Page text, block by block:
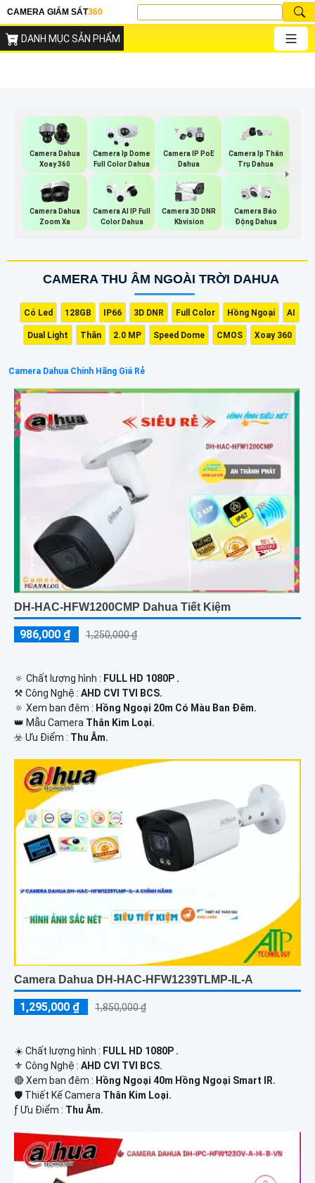
CAMERA GIÁM SÁT360
DANH MỤC SẢN PHẨM
Camera Dahua
Xoay 360
Camera Ip Dome
Full Color Dahua
Camera IP PoE
Dahua
Camera Ip Thân
Trụ Dahua
Camera Dahua
Zoom Xa
Camera AI IP Full
Color Dahua
Camera 3D DNR
Kbvision
Camera Báo
Động Dahua
CAMERA THU ÂM NGOÀI TRỜI DAHUA
Có Led 128GB IP66 3D DNR Full Color Hồng Ngoại AI
Dual Light Thân 2.0 MP Speed Dome CMOS Xoay 360
Camera Dahua Chính Hãng Giá Rẻ
DH-HAC-HFW1200CMP Dahua Tiết Kiệm
986,000 ₫ 1,250,000 ₫
🔅 Chất lượng hình : FULL HD 1080P .
⚒ Công Nghệ : AHD CVI TVI BCS.
🔅 Xem ban đêm : Hồng Ngoại 20m Có Màu Ban Đêm.
👑 Mẫu Camera Thân Kim Loại.
️☣️ Ưu Điểm : Thu Âm.
Camera Dahua DH-HAC-HFW1239TLMP-IL-A
1,295,000 ₫ 1,850,000 ₫
☀️ Chất lượng hình : FULL HD 1080P .
⚜️ Công Nghệ : AHD CVI TVI BCS.
🔴 Xem ban đêm : Hồng Ngoại 40m Hồng Ngoại Smart IR.
🛡 Thiết Kế Camera Thân Kim Loại.
️ƒ Ưu Điểm : Thu Âm.